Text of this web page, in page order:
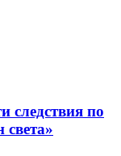
следствия по
света»